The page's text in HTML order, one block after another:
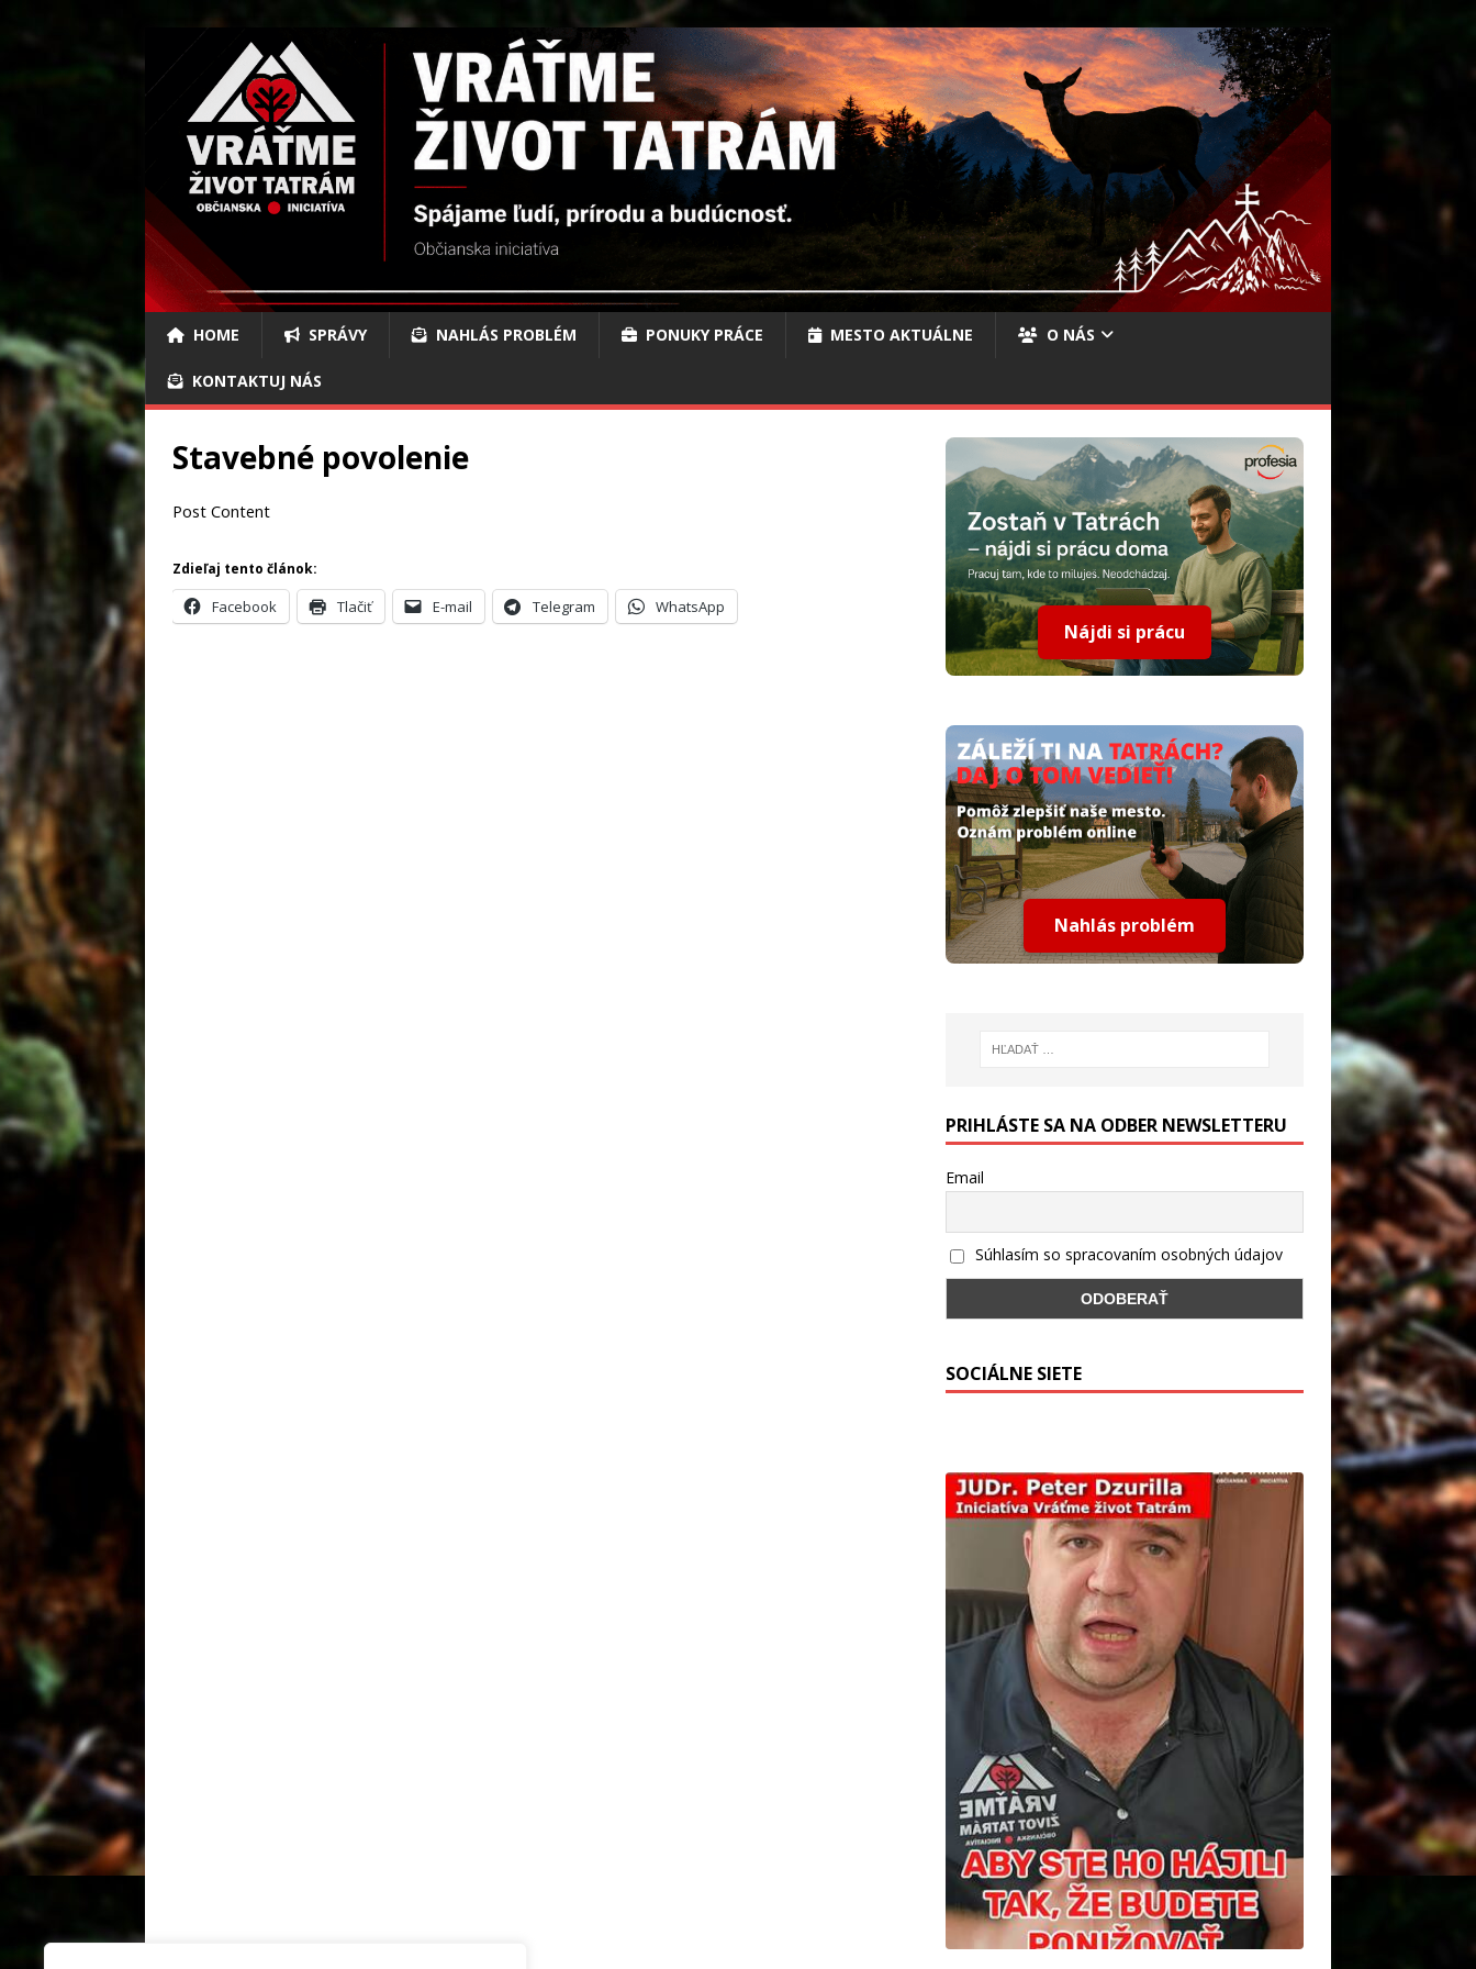
HOME SPRÁVY NAHLÁS PROBLÉM PONUKY PRÁCE MESTO AKTUÁLNE O NÁS
KONTAKTUJ NÁS
Stavebné povolenie
Post Content
Zdieľaj tento článok:
Facebook Tlačiť E-mail Telegram WhatsApp
Nájdi si prácu
Nahlás problém
PRIHLÁSTE SA NA ODBER NEWSLETTERU
Email
Súhlasím so spracovaním osobných údajov
SOCIÁLNE SIETE